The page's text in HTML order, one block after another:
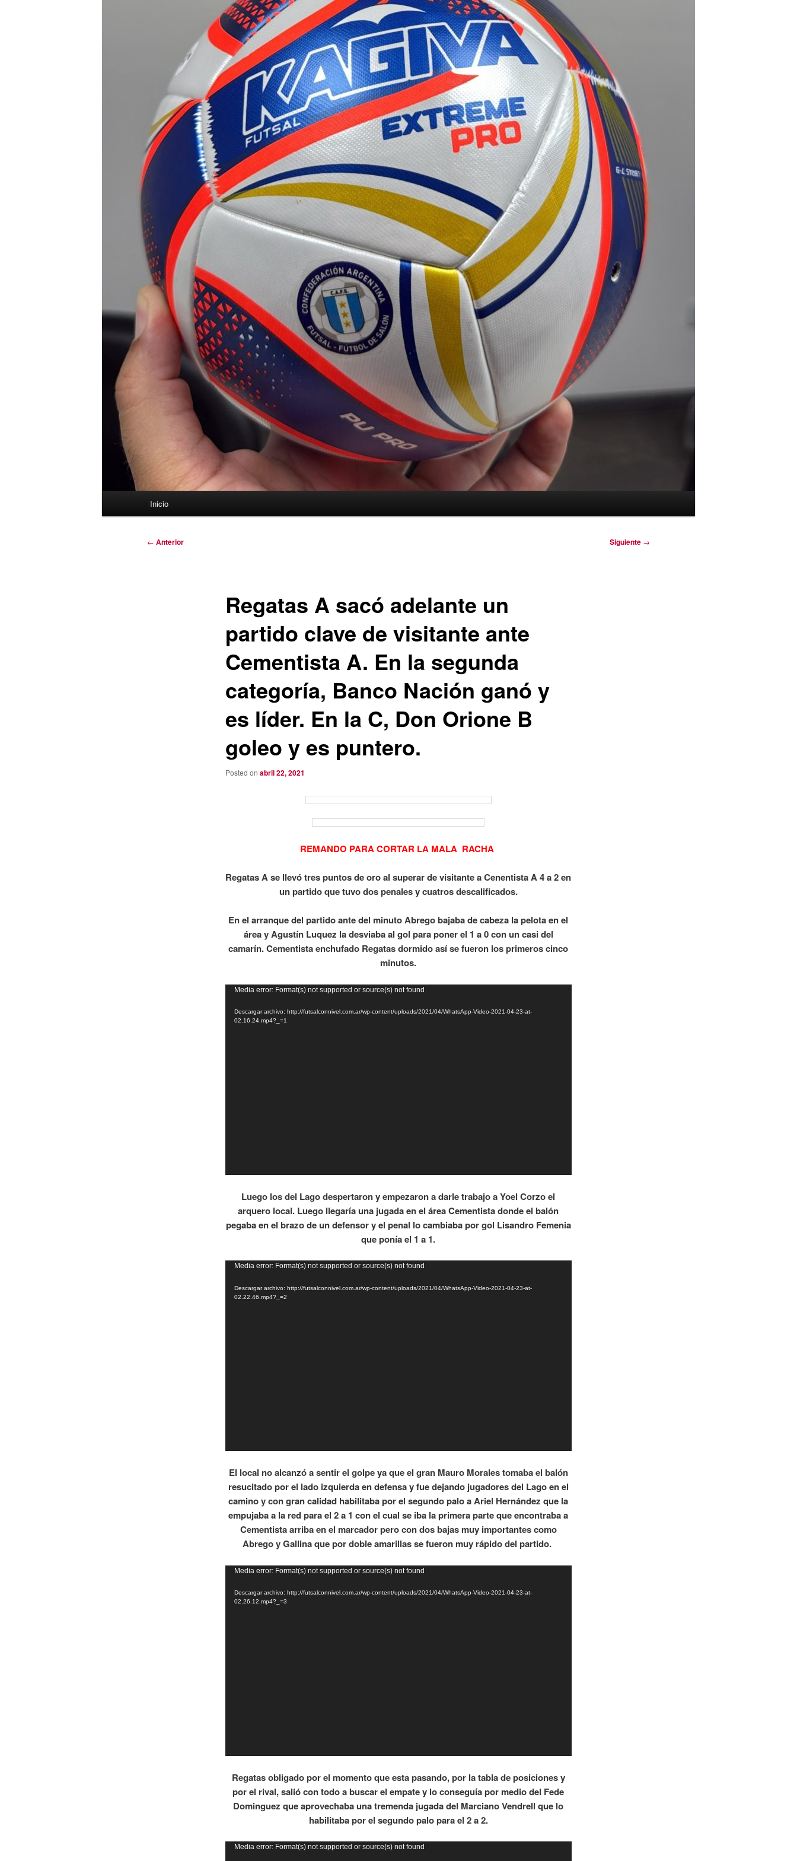
Inicio
Navegación
← Anterior Siguiente →
Regatas A sacó adelante un
partido clave de visitante ante
Cementista A. En la segunda
categoría, Banco Nación ganó y
es líder. En la C, Don Orione B
goleo y es puntero.
Posted on abril 22, 2021
REMANDO PARA CORTAR LA MALA RACHA
Regatas A se llevó tres puntos de oro al superar de visitante a Cenentista A 4 a 2 en
un partido que tuvo dos penales y cuatros descalificados.
En el arranque del partido ante del minuto Abrego bajaba de cabeza la pelota en el
área y Agustín Luquez la desviaba al gol para poner el 1 a 0 con un casi del
camarín. Cementista enchufado Regatas dormido así se fueron los primeros cinco
minutos.
Reproductor
vídeo
Media error: Format(s) not supported or source(s) not found
Descargar archivo: http://futsalconnivel.com.ar/wp-content/uploads/2021/04/WhatsApp-Video-2021-04-23-at-
02.16.24.mp4?_=1
Luego los del Lago despertaron y empezaron a darle trabajo a Yoel Corzo el
arquero local. Luego llegaría una jugada en el área Cementista donde el balón
pegaba en el brazo de un defensor y el penal lo cambiaba por gol Lisandro Femenia
que ponía el 1 a 1.
Reproductor
vídeo
Media error: Format(s) not supported or source(s) not found
Descargar archivo: http://futsalconnivel.com.ar/wp-content/uploads/2021/04/WhatsApp-Video-2021-04-23-at-
02.22.46.mp4?_=2
El local no alcanzó a sentir el golpe ya que el gran Mauro Morales tomaba el balón
resucitado por el lado izquierda en defensa y fue dejando jugadores del Lago en el
camino y con gran calidad habilitaba por el segundo palo a Ariel Hernández que la
empujaba a la red para el 2 a 1 con el cual se iba la primera parte que encontraba a
Cementista arriba en el marcador pero con dos bajas muy importantes como
Abrego y Gallina que por doble amarillas se fueron muy rápido del partido.
Reproductor
vídeo
Media error: Format(s) not supported or source(s) not found
Descargar archivo: http://futsalconnivel.com.ar/wp-content/uploads/2021/04/WhatsApp-Video-2021-04-23-at-
02.26.12.mp4?_=3
Regatas obligado por el momento que esta pasando, por la tabla de posiciones y
por el rival, salió con todo a buscar el empate y lo conseguía por medio del Fede
Dominguez que aprovechaba una tremenda jugada del Marciano Vendrell que lo
habilitaba por el segundo palo para el 2 a 2.
Reproductor
Media error: Format(s) not supported or source(s) not found